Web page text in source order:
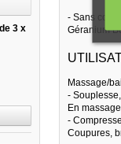
3 x
- Sans
Géranium
Massage/
-
En
-
Coupures,